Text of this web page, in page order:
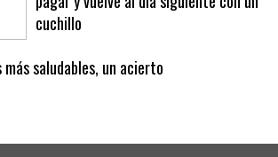
Le expulsan de un bar de Palma por no
pagar y vuelve al día siguiente con un
cuchillo